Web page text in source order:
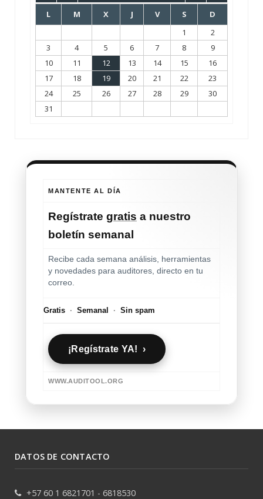
L M X J V S
D
1
2
3
4 5 6 7 8
9
10
11 12 13 14 15
16
17
18 19 20 21 22
23
24
25 26 27 28 29
30
31
MANTENTE AL DÍA
Regístrate gratis a nuestro
boletín semanal
Recibe cada semana análisis, herramientas
y novedades para auditores, directo en tu
correo.
Gratis · Semanal · Sin spam
¡Regístrate YA! ›
WWW.AUDITOOL.ORG
DATOS DE CONTACTO
+57 60 1 6821701 - 6818530